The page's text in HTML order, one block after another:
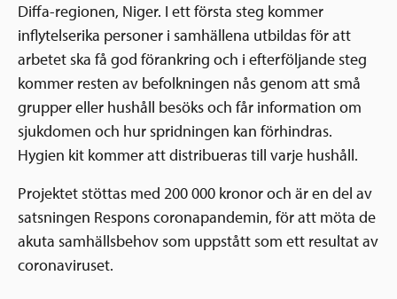
Diffa-regionen, Niger. I ett första steg kommer
inflytelserika personer i samhällena utbildas för att
arbetet ska få god förankring och i efterföljande steg
kommer resten av befolkningen nås genom att små
grupper eller hushåll besöks och får information om
sjukdomen och hur spridningen kan förhindras.
Hygien kit kommer att distribueras till varje hushåll.
Projektet stöttas med 200 000 kronor och är en del av
satsningen Respons coronapandemin, för att möta de
akuta samhällsbehov som uppstått som ett resultat av
coronaviruset.